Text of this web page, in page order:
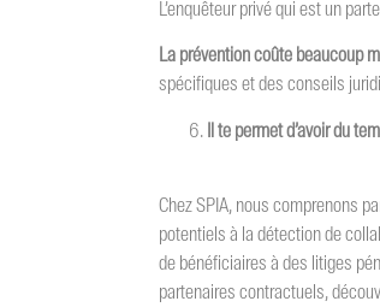
L’enquêteur privé qui est un
La prévention coûte beaucoup
spécifiques et des conseils
Il te permet d’avoir du
Chez SPIA, nous comprenons
potentiels à la détection de
de bénéficiaires à des litiges
partenaires contractuels,